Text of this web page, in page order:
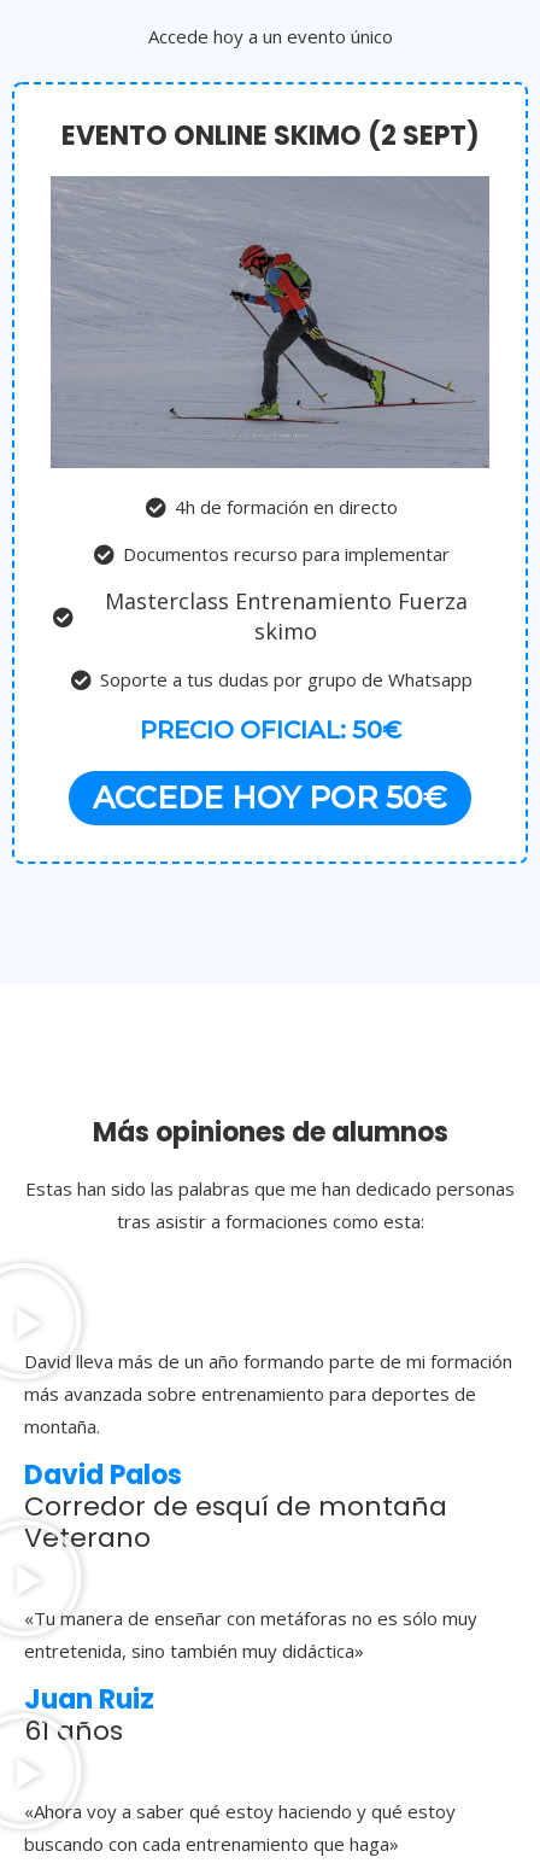
Accede hoy a un evento único
EVENTO ONLINE SKIMO (2 SEPT)
4h de formación en directo
Documentos recurso para implementar
Masterclass Entrenamiento Fuerza
skimo
Soporte a tus dudas por grupo de Whatsapp
PRECIO OFICIAL: 50€
ACCEDE HOY POR 50€
Más opiniones de alumnos
Estas han sido las palabras que me han dedicado personas
tras asistir a formaciones como esta:
David lleva más de un año formando parte de mi formación
más avanzada sobre entrenamiento para deportes de
montaña.
David Palos
Corredor de esquí de montaña
Veterano
«Tu manera de enseñar con metáforas no es sólo muy
entretenida, sino también muy didáctica»
Juan Ruiz
61 años
«Ahora voy a saber qué estoy haciendo y qué estoy
buscando con cada entrenamiento que haga»